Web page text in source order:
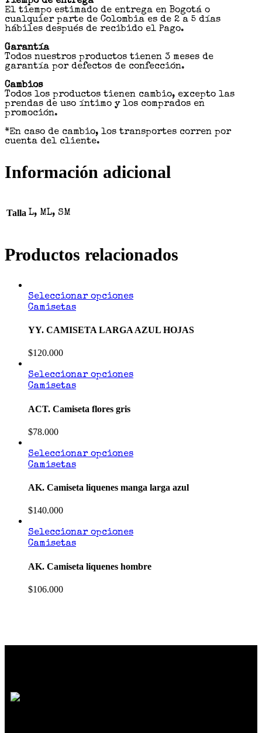
El tiempo estimado de entrega en Bogotá o
cualquier parte de Colombia es de 2 a 5 días
hábiles después de recibido el Pago.
Garantía
Todos nuestros productos tienen 3 meses de
garantía por defectos de confección.
Cambios
Todos los productos tienen cambio, excepto las
prendas de uso íntimo y los comprados en
promoción.
*En caso de cambio, los transportes corren por
cuenta del cliente.
Información adicional
Talla L, ML, SM
Productos relacionados
Seleccionar opciones
Camisetas
YY. CAMISETA LARGA AZUL HOJAS
$120.000
Seleccionar opciones
Camisetas
ACT. Camiseta flores gris
$78.000
Seleccionar opciones
Camisetas
AK. Camiseta liquenes manga larga azul
$140.000
Seleccionar opciones
Camisetas
AK. Camiseta liquenes hombre
$106.000